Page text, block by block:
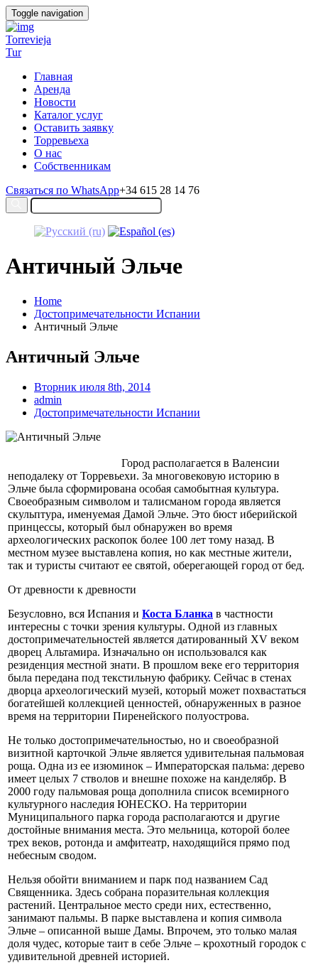
Toggle navigation
Torrevieja
Tur
Главная
Аренда
Новости
Каталог услуг
Оставить заявку
Торревьеха
О нас
Собственникам
Связаться по WhatsApp+34 615 28 14 76
Античный Эльче
Home
Достопримечательности Испании
Античный Эльче
Античный Эльче
Вторник июля 8th, 2014
admin
Достопримечательности Испании
Город располагается в Валенсии
неподалеку от Торревьехи. За многовековую историю в
Эльче была сформирована особая самобытная культура.
Своеобразным символом и талисманом города является
скульптура, именуемая Дамой Эльче. Это бюст иберийской
принцессы, который был обнаружен во время
археологических раскопок более 100 лет тому назад. В
местном музее выставлена копия, но как местные жители,
так и туристы считают ее святой, оберегающей город от бед.
От древности к древности
Безусловно, вся Испания и Коста Бланка в частности
интересны с точки зрения культуры. Одной из главных
достопримечательностей является датированный XV веком
дворец Альтамира. Изначально он использовался как
резиденция местной знати. В прошлом веке его территория
была передана под текстильную фабрику. Сейчас в стенах
дворца археологический музей, который может похвастаться
богатейшей коллекцией ценностей, обнаруженных в разное
время на территории Пиренейского полуострова.
Не только достопримечательностью, но и своеобразной
визитной карточкой Эльче является удивительная пальмовая
роща. Одна из ее изюминок – Императорская пальма: дерево
имеет целых 7 стволов и внешне похоже на канделябр. В
2000 году пальмовая роща дополнила список всемирного
культурного наследия ЮНЕСКО. На территории
Муниципального парка города располагаются и другие
достойные внимания места. Это мельница, которой более
трех веков, ротонда и амфитеатр, находящийся прямо под
небесным сводом.
Нельзя обойти вниманием и парк под названием Сад
Священника. Здесь собрана поразительная коллекция
растений. Центральное место среди них, естественно,
занимают пальмы. В парке выставлена и копия символа
Эльче – описанной выше Дамы. Впрочем, это только малая
доля чудес, которые таит в себе Эльче – крохотный городок с
удивительной древней историей.